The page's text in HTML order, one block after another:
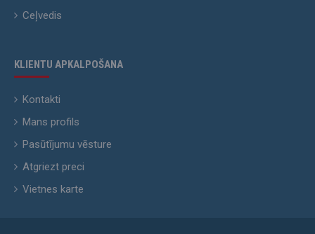
Ceļvedis
KLIENTU APKALPOŠANA
Kontakti
Mans profils
Pasūtījumu vēsture
Atgriezt preci
Vietnes karte